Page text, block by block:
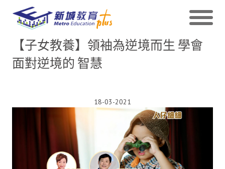
【子女教養】領袖為逆境而生 學會
面對逆境的 智慧
18-03-2021